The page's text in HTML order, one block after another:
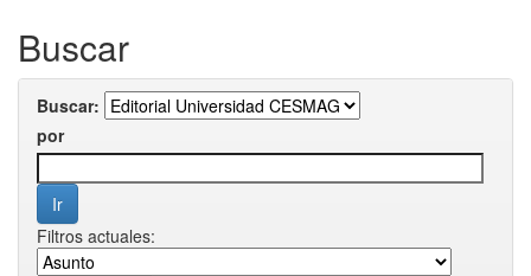
Buscar
Buscar:
por
Filtros actuales: